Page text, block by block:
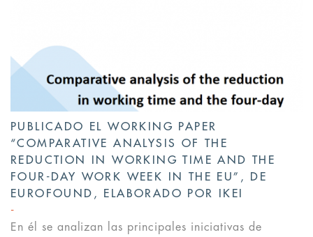
PUBLICADO EL WORKING PAPER
“COMPARATIVE ANALYSIS OF THE
REDUCTION IN WORKING TIME AND THE
FOUR-DAY WORK WEEK IN THE EU”, DE
EUROFOUND, ELABORADO POR IKEI
En él se analizan las principales iniciativas de